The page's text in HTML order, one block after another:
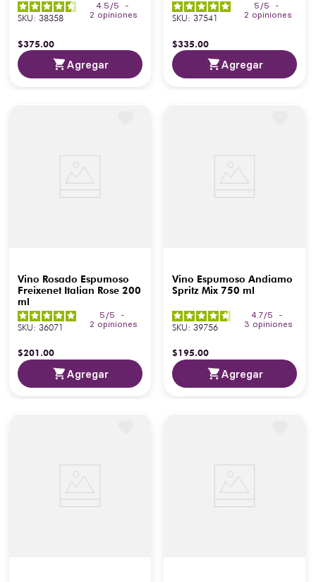
4.5 /5
-
2 opiniones
SKU: 38358
$375.00
Agregar
5 /5
-
2 opiniones
SKU: 37541
$335.00
Agregar
Vino Rosado Espumoso
Freixenet Italian Rose 200
ml
5 /5
-
2 opiniones
SKU: 36071
$201.00
Agregar
Vino Espumoso Andiamo
Spritz Mix 750 ml
4.7/5
-
3 opiniones
SKU: 39756
$195.00
Agregar